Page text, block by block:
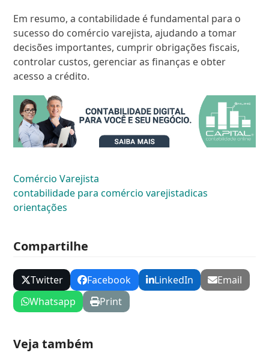
Em resumo, a contabilidade é fundamental para o
sucesso do comércio varejista, ajudando a tomar
decisões importantes, cumprir obrigações fiscais,
controlar custos, gerenciar as finanças e obter
acesso a crédito.
Comércio Varejista
contabilidade para comércio varejistadicas
orientações
Compartilhe
Twitter Facebook LinkedIn
Email
Whatsapp
Print
Veja também